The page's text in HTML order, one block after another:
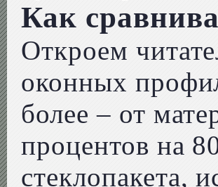
Как
Откроем
оконных
более – от
процентов на
стеклопакета,